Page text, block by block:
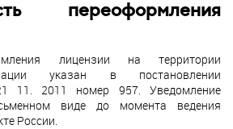
переоформления
лицензии на территории
указан в постановлении
11. 2011 номер 957. Уведомление
виде до момента ведения
России.